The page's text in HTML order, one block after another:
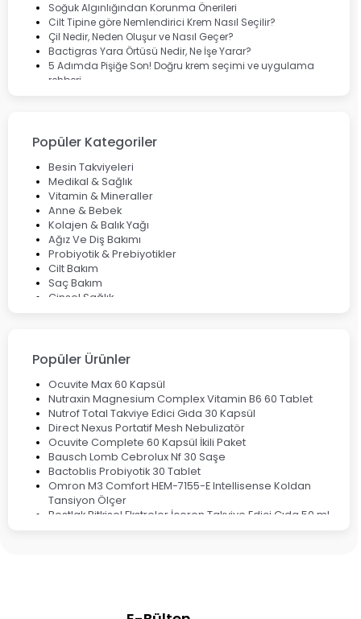
Soğuk Algınlığından Korunma Önerileri
Cilt Tipine göre Nemlendirici Krem Nasıl Seçilir?
Çil Nedir, Neden Oluşur ve Nasıl Geçer?
Bactigras Yara Örtüsü Nedir, Ne İşe Yarar?
5 Adımda Pişiğe Son! Doğru krem seçimi ve uygulama
rehberi
Çözüm Yolları
Bocavirüs Enfeksiyonu Hakkında Bilmeniz Gerekenler
Deep Flex Topraklama Matı Nedir? Detaylı Rehber
Mumiyo Nedir? Faydaları ve Kullanım Alanları Nelerdir?
Popüler Kategoriler
Besin Takviyeleri
Medikal & Sağlık
Vitamin & Mineraller
Anne & Bebek
Kolajen & Balık Yağı
Ağız Ve Diş Bakımı
Probiyotik & Prebiyotikler
Cilt Bakım
Saç Bakım
Cinsel Sağlık
Popüler Ürünler
Ocuvite Max 60 Kapsül
Nutraxin Magnesium Complex Vitamin B6 60 Tablet
Nutrof Total Takviye Edici Gıda 30 Kapsül
Direct Nexus Portatif Mesh Nebulizatör
Ocuvite Complete 60 Kapsül İkili Paket
Bausch Lomb Cebrolux Nf 30 Saşe
Bactoblis Probiyotik 30 Tablet
Omron M3 Comfort HEM-7155-E Intellisense Koldan
Tansiyon Ölçer
Bestlak Bitkisel Ekstreler İçeren Takviye Edici Gıda 50 ml
Enterogermina Family 5 ml 20 Flakon